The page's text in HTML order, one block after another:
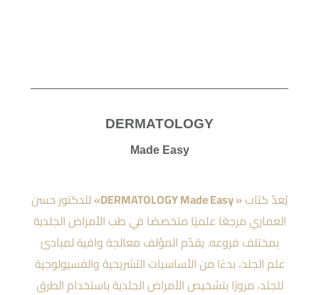
DERMATOLOGY
Made Easy
يُعَدّ كتاب« DERMATOLOGY Made Easy»
للدكتور حسن
العماري مرجعًا علميًا متخصصًا في طب الأمراض الجلدية
بمختلف فروعه. يقدّم المؤلف معالجة وافية لمبادئ
علم الجلد، بدءًا من الأساسيات التشريحية والفسيولوجية
للجلد، مرورًا بتشخيص الأمراض الجلدية باستخدام الطرق